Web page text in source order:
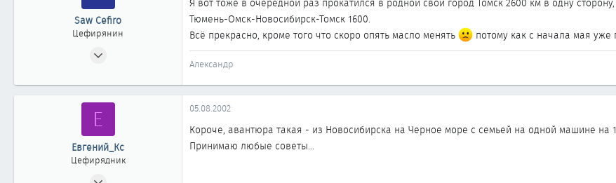
Saw Cefiro
Цефирянин
0
Я вот тоже в очередной раз прокатился в родной свой город Томск 2600 км в одну
Тюмень-Омск-Новосибирск-Томск 1600.
Всё прекрасно, кроме того что скоро опять масло менять
потому как с начала мая уже
Александр
Е
Евгений_Кс
Цефирядник
05.08.2002
Короче, авантюра такая - из Новосибирска на Черное море с семьей на одной машине на
Принимаю любые советы...